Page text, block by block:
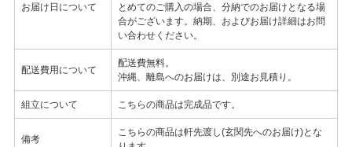
お届け日について
とめてのご購入の場合、分納でのお届けとなる場
合がございます。納期、およびお届け詳細はお問
い合わせください。
配送費用について
配送費無料。
沖縄、離島へのお届けは、別途お見積り。
組立について こちらの商品は完成品です。
備考
こちらの商品は軒先渡し(玄関先へのお届け)とな